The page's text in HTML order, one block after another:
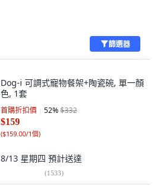
篩選器
Dog-i 可調式寵物餐架+陶瓷碗, 單一顏
色, 1套
首購折扣價 52%$332
$159
($159.00/1個)
8/13 星期四 預計送達
(1533)